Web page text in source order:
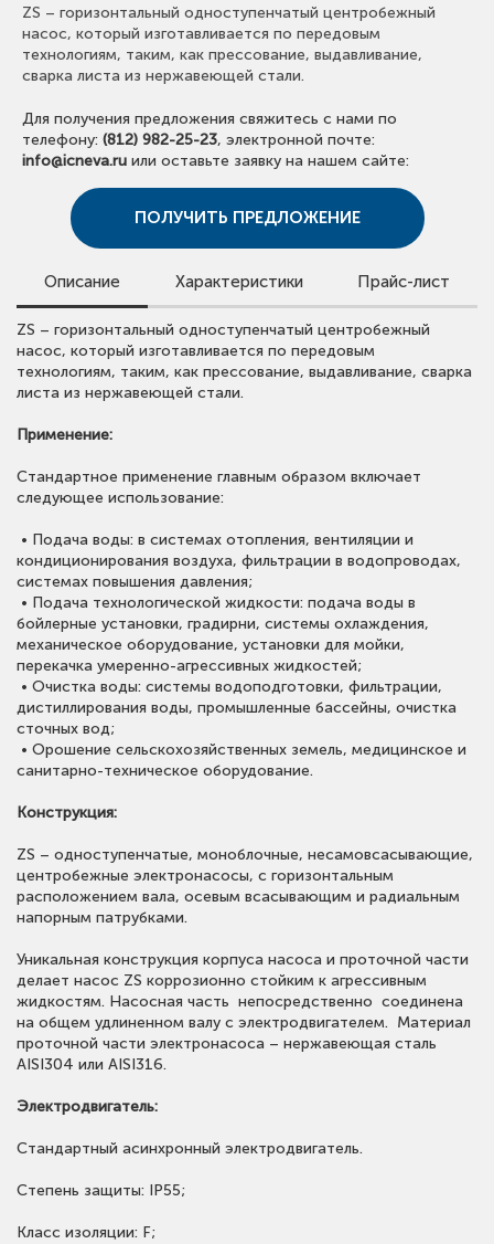
ZS – горизонтальный одноступенчатый центробежный
насос, который изготавливается по передовым
технологиям, таким, как прессование, выдавливание,
сварка листа из нержавеющей стали.
Для получения предложения свяжитесь с нами по
телефону: (812) 982-25-23, электронной почте:
info@icneva.ru или оставьте заявку на нашем сайте:
ПОЛУЧИТЬ ПРЕДЛОЖЕНИЕ
Описание Характеристики Прайс-лист
ZS – горизонтальный одноступенчатый центробежный
насос, который изготавливается по передовым
технологиям, таким, как прессование, выдавливание, сварка
листа из нержавеющей стали.
Применение:
Стандартное применение главным образом включает
следующее использование:
• Подача воды: в системах отопления, вентиляции и
кондиционирования воздуха, фильтрации в водопроводах,
системах повышения давления;
• Подача технологической жидкости: подача воды в
бойлерные установки, градирни, системы охлаждения,
механическое оборудование, установки для мойки,
перекачка умеренно-агрессивных жидкостей;
• Очистка воды: системы водоподготовки, фильтрации,
дистиллирования воды, промышленные бассейны, очистка
сточных вод;
• Орошение сельскохозяйственных земель, медицинское и
санитарно-техническое оборудование.
Конструкция:
ZS – одноступенчатые, моноблочные, несамовсасывающие,
центробежные электронасосы, с горизонтальным
расположением вала, осевым всасывающим и радиальным
напорным патрубками.
Уникальная конструкция корпуса насоса и проточной части
делает насос ZS коррозионно стойким к агрессивным
жидкостям. Насосная часть непосредственно соединена
на общем удлиненном валу с электродвигателем. Материал
проточной части электронасоса – нержавеющая сталь
AISI304 или AISI316.
Электродвигатель:
Стандартный асинхронный электродвигатель.
Степень защиты: IP55;
Класс изоляции: F;
• Расход:до 200 м³/ч;
• Напор:до 70 м;
• Мощность: до 37 кВт;
• Температура рабочей среды:
• Материалы насосов:
• Класс энергоэффективности:IE3;
• Частота вращения:2900 об/мин
Для просмотра цен скачайте прайс-лист.
Обращаем внимание, что в прайс-листе указаны сметные
стоимости.
Для получения предложения со скидкой оставьте заявку